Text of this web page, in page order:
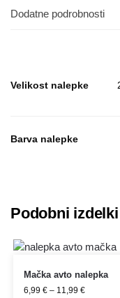
Dodatne podrobnosti
Velikost nalepke
Barva nalepke
Podobni izdelki
Mačka avto nalepka
6,99 € – 11,99 €